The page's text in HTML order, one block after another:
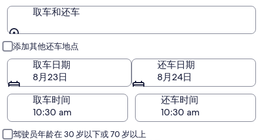
取车和还车
取车和还车
添加其他还车地点
取车日期
8月23日
还车日期
8月24日
取车时间
还车时间
驾驶员年龄在 30 岁以下或 70 岁以上